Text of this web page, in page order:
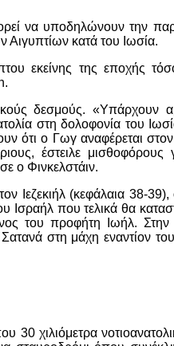
να υποδηλώνουν την
κατά του Ιωσία.
εκείνης της εποχής
δεσμούς. «Υπάρχουν
στη δολοφονία του
ότι ο Γωγ αναφέρεται
έστειλε μισθοφόρους
ο Φινκελστάιν.
Ιεζεκιήλ (κεφάλαια 38-
Ισραήλ που τελικά θα
του προφήτη Ιωήλ. Στην
στη μάχη εναντίον
30 χιλιόμετρα